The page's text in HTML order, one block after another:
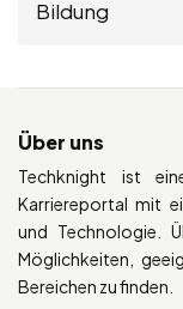
Bildung
Über uns
Techknight ist
Karriereportal mit
und Technologie.
Möglichkeiten,
Bereichen zu finden.